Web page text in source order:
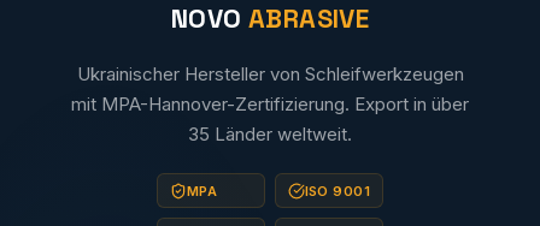
NOVO ABRASIVE
Ukrainischer Hersteller von Schleifwerkzeugen
mit MPA-Hannover-Zertifizierung. Export in über
35 Länder weltweit.
MPA ISO 9001